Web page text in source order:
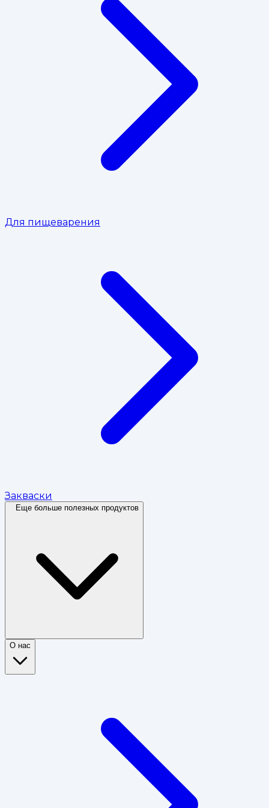
Для пищеварения
Закваски
Еще больше полезных продуктов
О нас